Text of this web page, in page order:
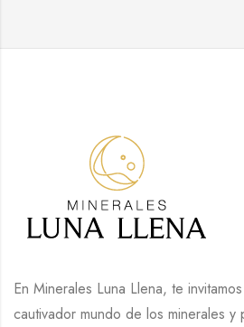
En Minerales Luna Llena, te
cautivador mundo de los minerales y